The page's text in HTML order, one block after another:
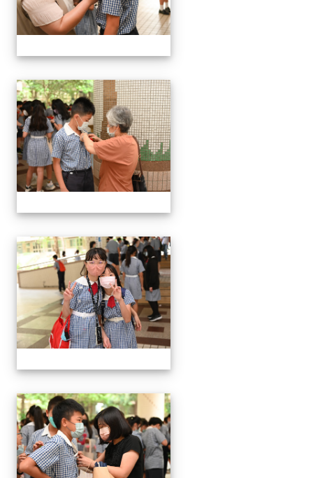
24屆文化國小畢業典禮
24屆文化國小畢業典禮
24屆文化國小畢業典禮